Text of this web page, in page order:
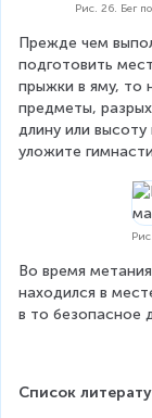
Рис. 26. Бег
Прежде чем
подготовить
прыжки в яму, то
предметы,
длину или высоту
уложите
Во время
находился в
в то безопасное
Список